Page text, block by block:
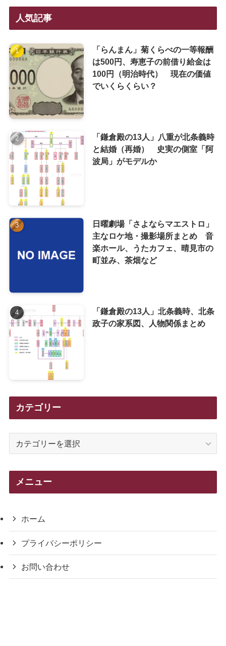
人気記事
「らんまん」菊くらべの一等報酬
は500円、寿恵子の前借り給金は
100円（明治時代） 現在の価値
でいくらくらい？
「鎌倉殿の13人」八重が北条義時
と結婚（再婚） 史実の側室「阿
波局」がモデルか
日曜劇場「さよならマエストロ」
主なロケ地・撮影場所まとめ 音
楽ホール、うたカフェ、晴見市の
町並み、茶畑など
「鎌倉殿の13人」北条義時、北条
政子の家系図、人物関係まとめ
カテゴリー
メニュー
ホーム
プライバシーポリシー
お問い合わせ